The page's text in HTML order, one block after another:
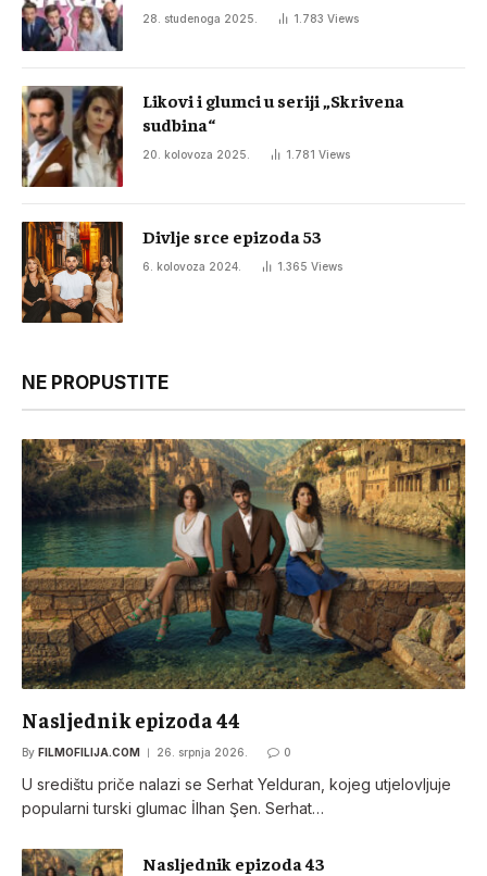
28. studenoga 2025. 1.783 Views
Likovi i glumci u seriji „Skrivena
sudbina“
20. kolovoza 2025. 1.781 Views
Divlje srce epizoda 53
6. kolovoza 2024. 1.365 Views
NE PROPUSTITE
Nasljednik epizoda 44
By FILMOFILIJA.COM 26. srpnja 2026. 0
U središtu priče nalazi se Serhat Yelduran, kojeg utjelovljuje
popularni turski glumac İlhan Şen. Serhat…
Nasljednik epizoda 43